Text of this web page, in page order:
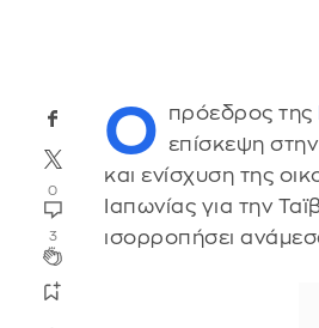
0
3
Ο πρόεδρος της
επίσκεψη
και ενίσχυση της
Ιαπωνίας για την
ισορροπήσει